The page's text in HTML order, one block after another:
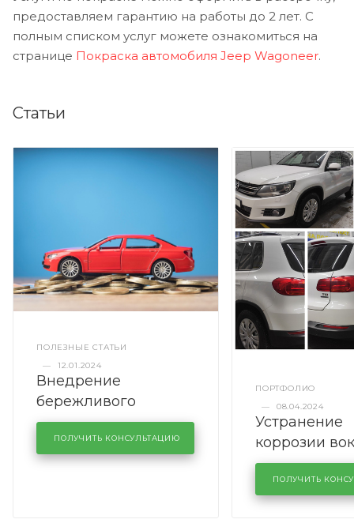
предоставляем гарантию на работы до 2 лет. С
полным списком услуг можете ознакомиться на
странице Покраска автомобиля Jeep Wagoneer.
Статьи
ПОЛЕЗНЫЕ СТАТЬИ
—
12.01.2024
Внедрение
бережливого
производства в
кузовном сервисе
KUTUZOVV
ПОЛУЧИТЬ КОНСУЛЬТАЦИЮ
ПОРТФОЛИО
—
08.04.2024
Устранение
коррозии
лобового
районе
Volkswagen
ПОЛУЧИТЬ